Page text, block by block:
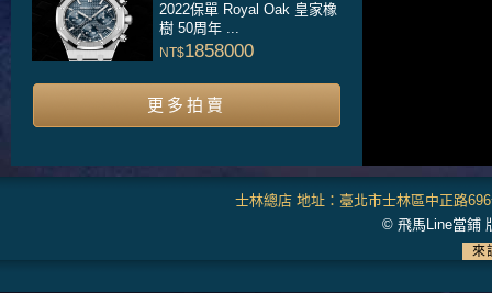
2022保單 Royal Oak 皇家橡
樹 50周年 ...
NT$1858000
更多拍賣
士林總店 地址：臺北市士林區中正路
© 飛馬Line當鋪
來